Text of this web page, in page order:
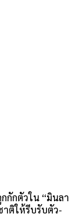
กักตัวใน “มินลา
าติให้รีบรับตัว-